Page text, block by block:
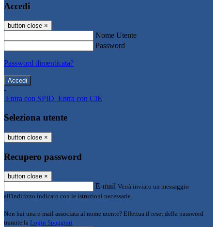
Accedi
button close ×
Nome Utente
Password
Password dimenticata?
-
Entra con SPID Entra con CIE
Seleziona utente
button close ×
Recupero password
button close ×
E-mail Verrà inviato un messaggio
all'indirizzo indicato con le istruzioni necessarie.
Non hai una e-mail associata al nome utente? Effettua il reset della password
tramite la Login Spaggiari